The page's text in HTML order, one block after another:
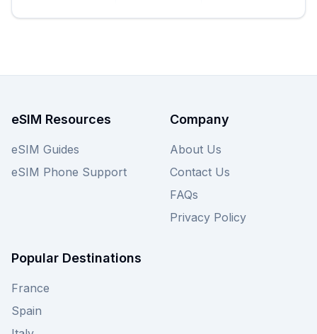
eSIM Resources
eSIM Guides
eSIM Phone Support
Company
About Us
Contact Us
FAQs
Privacy Policy
Popular Destinations
France
Spain